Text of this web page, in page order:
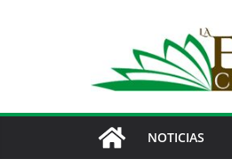
NOTICIAS